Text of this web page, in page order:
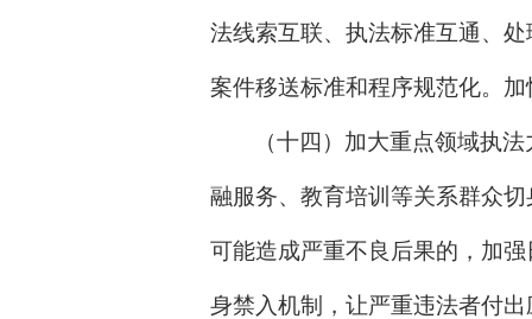
法线索互联、执法标准互通、
案件移送标准和程序规范化。
（十四）加大重点领域执
融服务、教育培训等关系群众
可能造成严重不良后果的，加
身禁入机制，让严重违法者付